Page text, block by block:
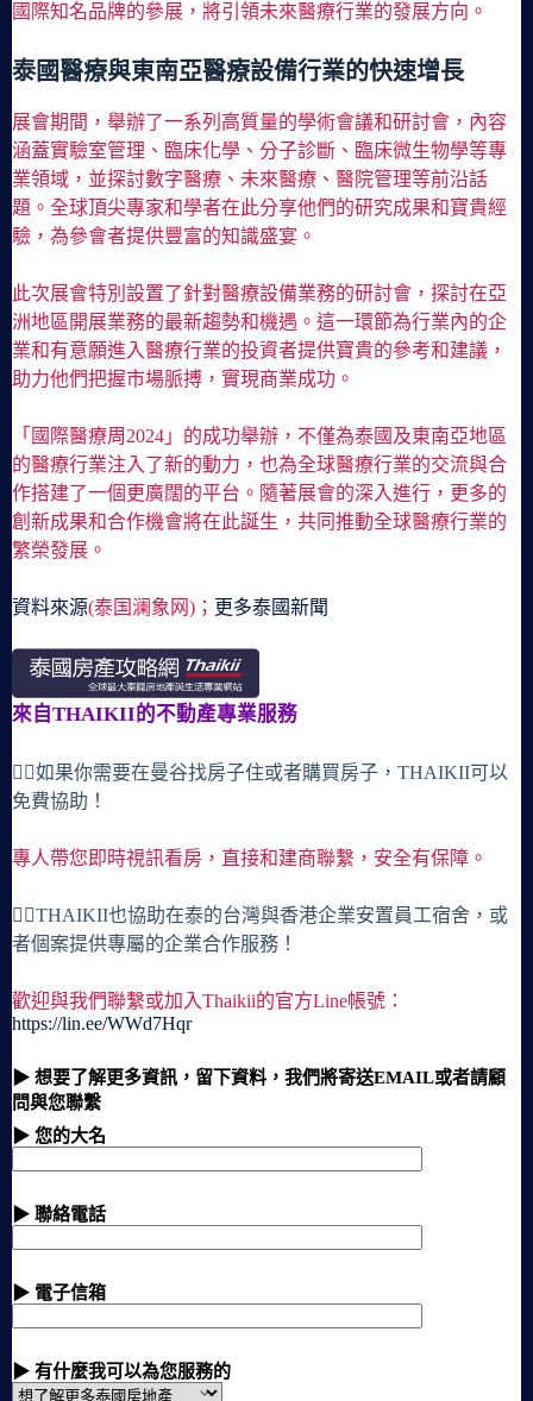
國際知名品牌的參展，將引領未來醫療行業的發展方向。
泰國醫療與東南亞醫療設備行業的快速增長
展會期間，舉辦了一系列高質量的學術會議和研討會，內容
涵蓋實驗室管理、臨床化學、分子診斷、臨床微生物學等專
業領域，並探討數字醫療、未來醫療、醫院管理等前沿話
題。全球頂尖專家和學者在此分享他們的研究成果和寶貴經
驗，為參會者提供豐富的知識盛宴。
此次展會特別設置了針對醫療設備業務的研討會，探討在亞
洲地區開展業務的最新趨勢和機遇。這一環節為行業內的企
業和有意願進入醫療行業的投資者提供寶貴的參考和建議，
助力他們把握市場脈搏，實現商業成功。
「國際醫療周2024」的成功舉辦，不僅為泰國及東南亞地區
的醫療行業注入了新的動力，也為全球醫療行業的交流與合
作搭建了一個更廣闊的平台。隨著展會的深入進行，更多的
創新成果和合作機會將在此誕生，共同推動全球醫療行業的
繁榮發展。
資料來源(泰国澜象网)； 更多泰國新聞
來自THAIKII的不動產專業服務
🙋‍♀️如果你需要在曼谷找房子住或者購買房子，THAIKII可以
免費協助！
專人帶您即時視訊看房，直接和建商聯繫，安全有保障。
🙋‍♀️THAIKII也協助在泰的台灣與香港企業安置員工宿舍，或
者個案提供專屬的企業合作服務！
歡迎與我們聯繫或加入Thaikii的官方Line帳號：
https://lin.ee/WWd7Hqr
▶ 想要了解更多資訊，留下資料，我們將寄送EMAIL或者請顧
問與您聯繫
▶ 您的大名
▶ 聯絡電話
▶ 電子信箱
▶ 有什麼我可以為您服務的